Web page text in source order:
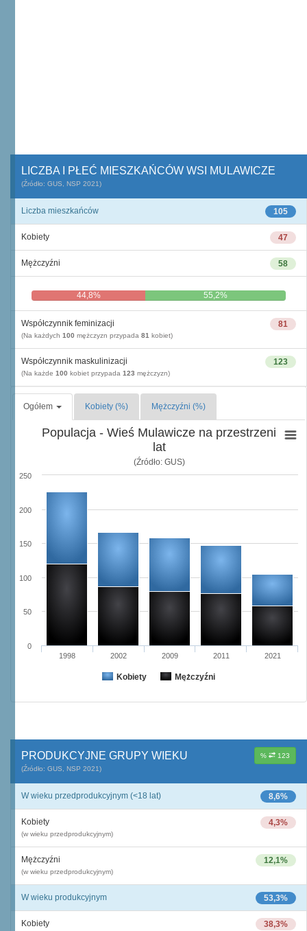
LICZBA I PŁEĆ MIESZKAŃCÓW WSI MULAWICZE
(Źródło: GUS, NSP 2021)
105
Liczba mieszkańców
47
Kobiety
58
Mężczyźni
44,8% 55,2%
81
Współczynnik feminizacji
(Na każdych 100 mężczyzn przypada 81 kobiet)
123
Współczynnik maskulinizacji
(Na każde 100 kobiet przypada 123 mężczyzn)
Ogółem Kobiety (%) Mężczyźni (%)
Populacja - Wieś Mulawicze na przestrzeni
lat
(Źródło: GUS)
Kobiety Mężczyźni
1998 2002 2009 2011 2021
0
50
100
150
200
250
% 123
PRODUKCYJNE GRUPY WIEKU
(Źródło: GUS, NSP 2021)
8,6%
W wieku przedprodukcyjnym (<18 lat)
4,3%
Kobiety
(w wieku przedprodukcyjnym)
12,1%
Mężczyźni
(w wieku przedprodukcyjnym)
53,3%
W wieku produkcyjnym
38,3%
Kobiety